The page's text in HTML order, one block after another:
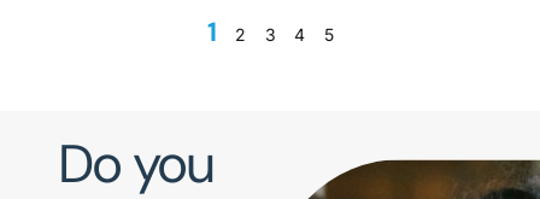
1 2 3 4 5
Do you